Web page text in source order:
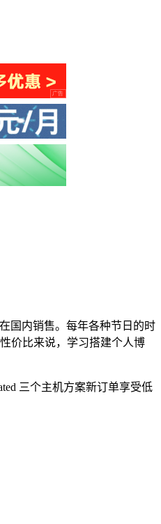
国内销售。每年各种节日的时
价比来说，学习搭建个人博
三个主机方案新订单享受低